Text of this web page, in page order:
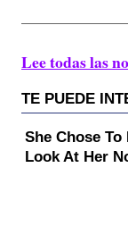
Lee todas las